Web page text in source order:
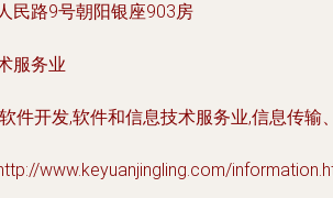
民路9号朝阳银座903房
服务业
件开发,软件和信息技术服务业,信息传输
www.keyuanjingling.com/